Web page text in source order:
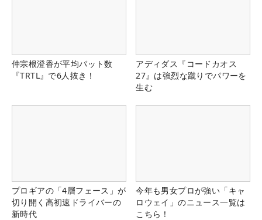
仲宗根澄香が平均パット数
『TRTL』で6人抜き！
アディダス『コードカオス
27』は強烈な蹴りでパワーを
生む
プロギアの「4層フェース」が
切り開く高初速ドライバーの
新時代
今年も男女プロが強い「キャ
ロウェイ」のニュース一覧は
こちら！